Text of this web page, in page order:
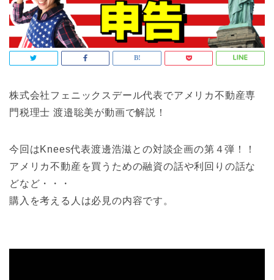
株式会社フェニックスデール代表でアメリカ不動産専
門税理士 渡邉聡美が動画で解説！
今回はKnees代表渡邊浩滋との対談企画の第４弾！！
アメリカ不動産を買うための融資の話や利回りの話な
どなど・・・
購入を考える人は必見の内容です。